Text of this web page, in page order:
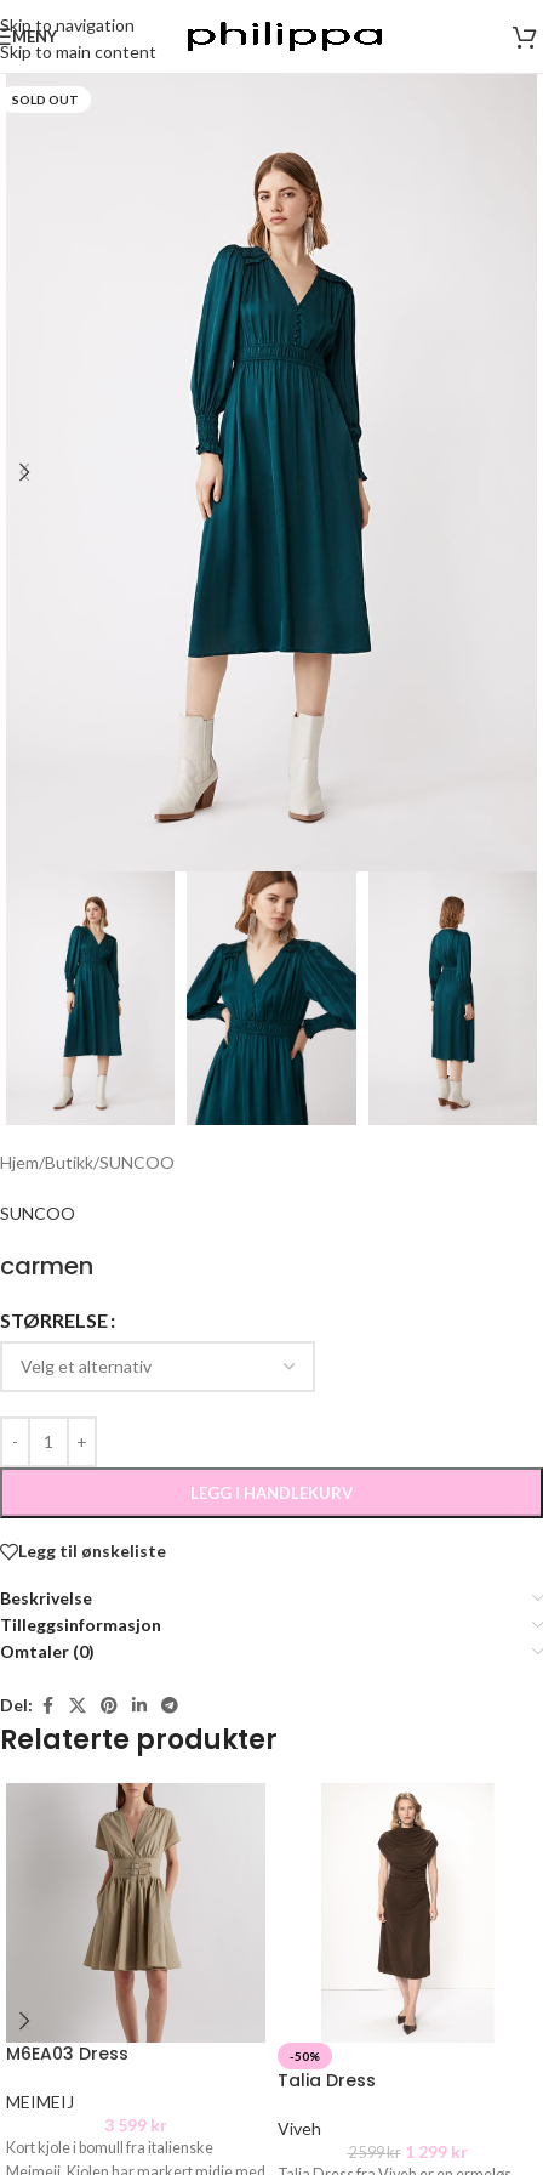
Skip to navigation
Skip to main content
MENY
SOLD OUT
Hjem/Butikk/SUNCOO
SUNCOO
carmen
STØRRELSE
LEGG I HANDLEKURV
Legg til ønskeliste
Beskrivelse
Tilleggsinformasjon
Omtaler (0)
Del:
Relaterte produkter
M6EA03 Dress
MEIMEIJ
3 599 kr
Kort kjole i bomull fra italienske
-50%
Talia Dress
Viveh
2 599kr 1 299 kr